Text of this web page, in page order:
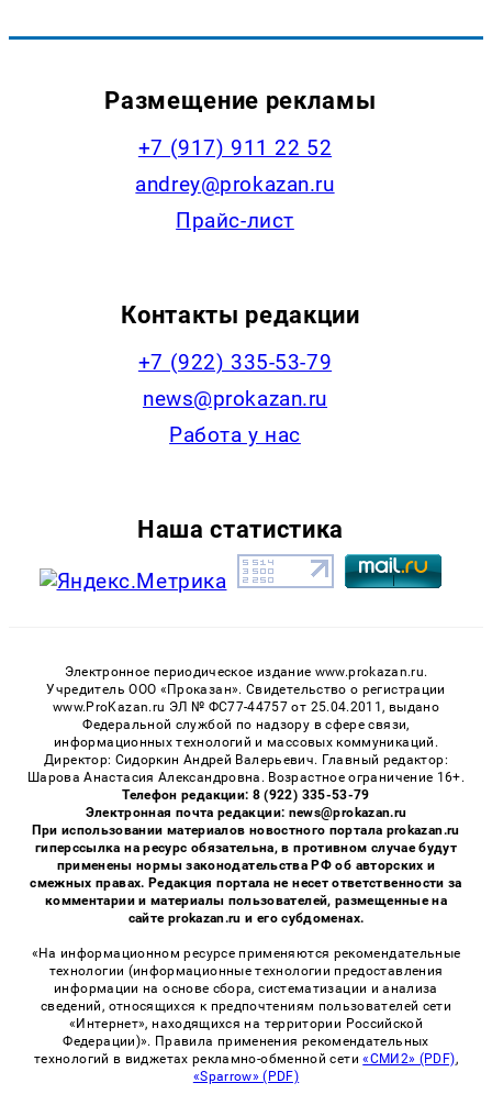
Размещение рекламы
+7 (917) 911 22 52
andrey@prokazan.ru
Прайс-лист
Контакты редакции
+7 (922) 335-53-79
news@prokazan.ru
Работа у нас
Наша статистика
Электронное периодическое издание www.prokazan.ru.
Учредитель ООО «Проказан». Cвидетельство о регистрации
www.ProKazan.ru ЭЛ № ФС77-44757 от 25.04.2011, выдано
Федеральной службой по надзору в сфере связи,
информационных технологий и массовых коммуникаций.
Директор: Сидоркин Андрей Валерьевич. Главный редактор:
Шарова Анастасия Александровна. Возрастное ограничение 16+.
Телефон редакции: 8 (922) 335-53-79
Электронная почта редакции: news@prokazan.ru
При использовании материалов новостного портала prokazan.ru
гиперссылка на ресурс обязательна, в противном случае будут
применены нормы законодательства РФ об авторских и
смежных правах. Редакция портала не несет ответственности за
комментарии и материалы пользователей, размещенные на
сайте prokazan.ru и его субдоменах.
«На информационном ресурсе применяются рекомендательные
технологии (информационные технологии предоставления
информации на основе сбора, систематизации и анализа
сведений, относящихся к предпочтениям пользователей сети
«Интернет», находящихся на территории Российской
Федерации)». Правила применения рекомендательных
технологий в виджетах рекламно-обменной сети«СМИ2» (PDF),
«Sparrow» (PDF)